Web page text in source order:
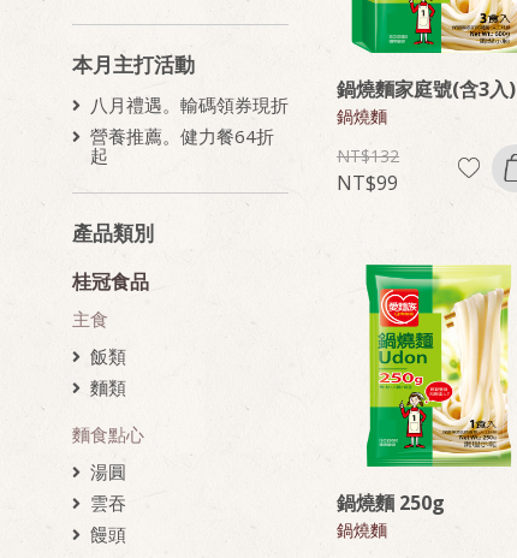
本月主打活動
八月禮遇。輸碼領券現折
營養推薦。健力餐64折
起
產品類別
桂冠食品
主食
飯類
麵類
麵食點心
湯圓
雲吞
饅頭
鍋燒麵家庭號(含3入)
鍋燒麵
132
99
鍋燒麵 250g
鍋燒麵